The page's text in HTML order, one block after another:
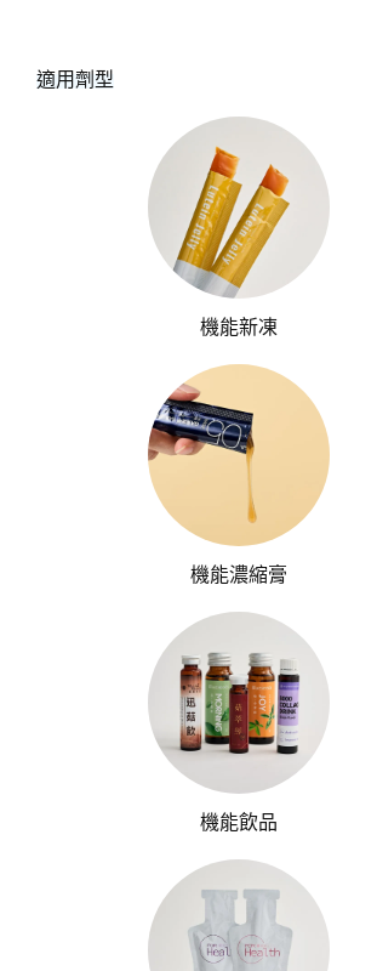
適用劑型
機能新凍
機能濃縮膏
機能飲品